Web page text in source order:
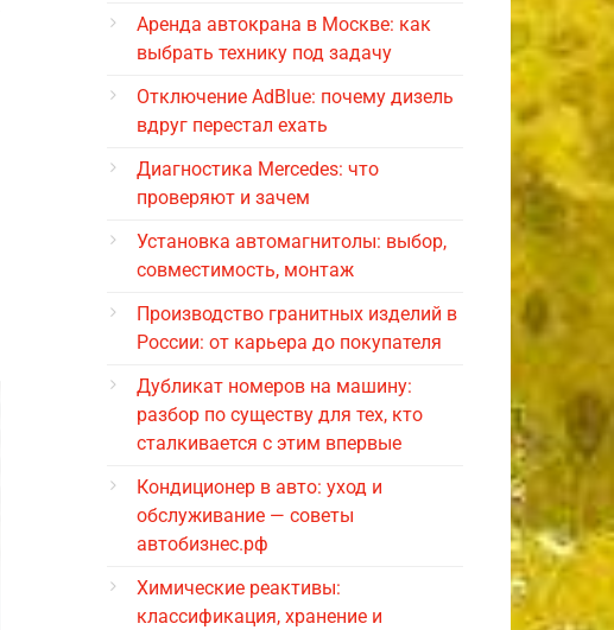
Аренда автокрана в Москве: как
выбрать технику под задачу
Отключение AdBlue: почему дизель
вдруг перестал ехать
Диагностика Mercedes: что
проверяют и зачем
Установка автомагнитолы: выбор,
совместимость, монтаж
Производство гранитных изделий в
России: от карьера до покупателя
Дубликат номеров на машину:
разбор по существу для тех, кто
сталкивается с этим впервые
Кондиционер в авто: уход и
обслуживание — советы
автобизнес.рф
Химические реактивы:
классификация, хранение и